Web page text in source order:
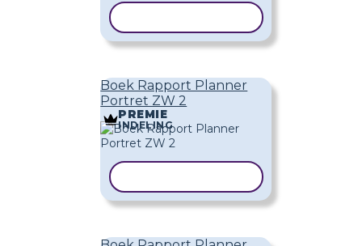
Boek Rapport Planner
Portret ZW 2
PREMIE
INDELING